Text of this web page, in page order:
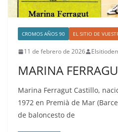
CROMOS AÑOS 90 EL SITIO DE
11 de febrero de 2026
MARINA
Marina Ferragut Castillo,
1972 en Premià de Mar
de baloncesto de